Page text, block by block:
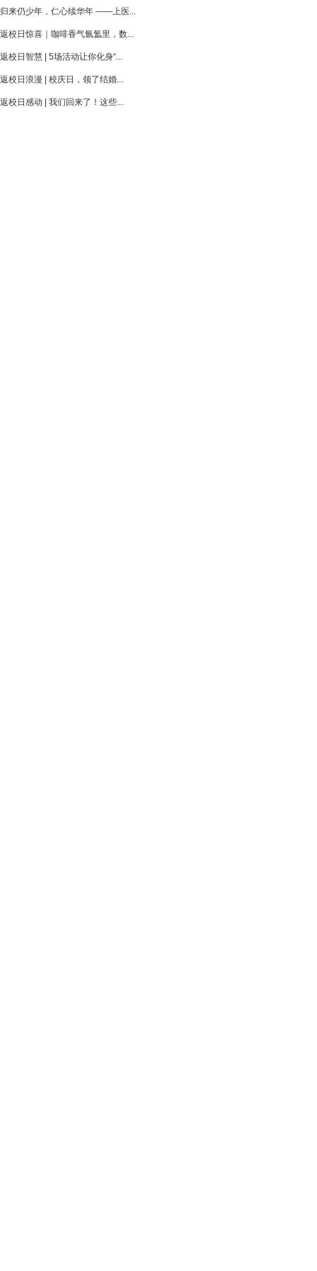
归来仍少年，仁心续华年 ——上医...
返校日惊喜｜咖啡香气氤氲里，数...
返校日智慧 | 5场活动让你化身“...
返校日浪漫 | 校庆日，领了结婚...
返校日感动 | 我们回来了！这些...